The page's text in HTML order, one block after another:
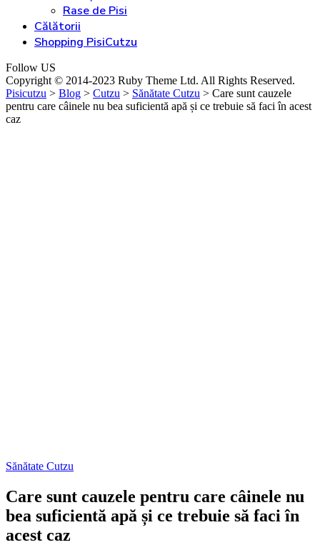
Rase de Pisi
Călătorii
Shopping PisiCutzu
Follow US
Copyright © 2014-2023 Ruby Theme Ltd. All Rights Reserved.
Pisicutzu > Blog > Cutzu > Sănătate Cutzu > Care sunt cauzele
pentru care câinele nu bea suficientă apă și ce trebuie să faci în acest
caz
Sănătate Cutzu
Care sunt cauzele pentru care câinele nu
bea suficientă apă și ce trebuie să faci în
acest caz